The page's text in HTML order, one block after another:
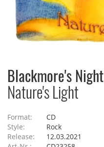
Blackmore's Night
Nature's Light
Format:
CD
Style:
Rock
Release:
12.03.2021